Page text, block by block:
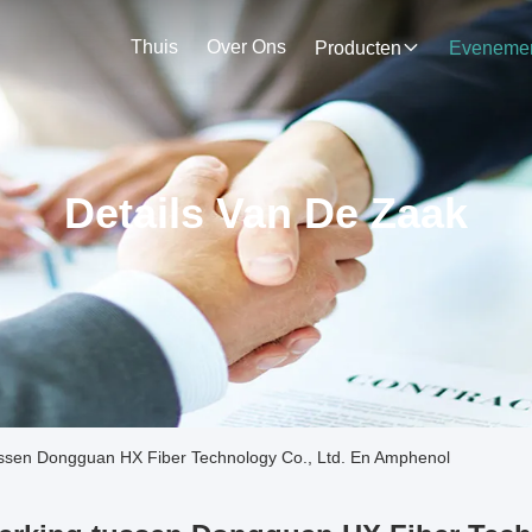
Thuis Over Ons Producten
Details Van De Zaak
Dongguan HX Fiber Technology Co., Ltd. En Amphenol